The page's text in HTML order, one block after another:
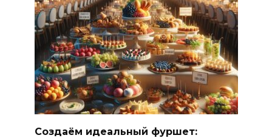
Создаём идеальный фуршет: